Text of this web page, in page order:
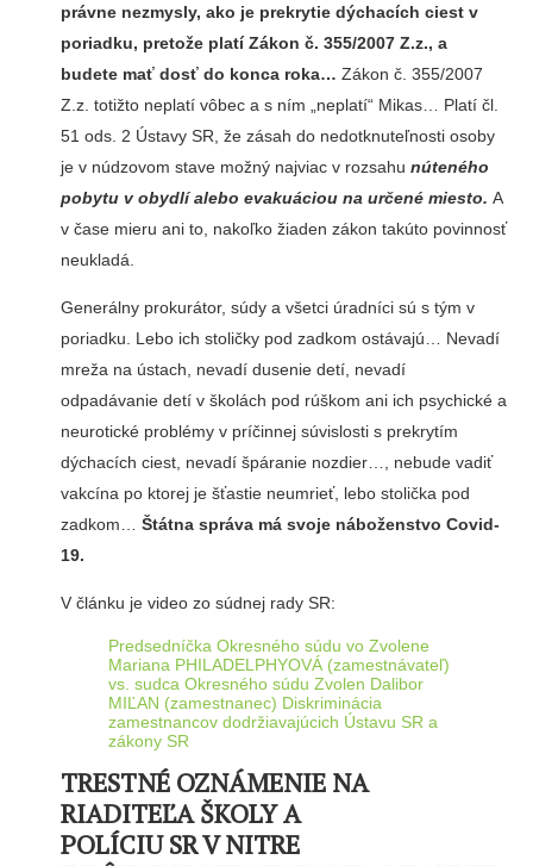
právne nezmysly, ako je prekrytie dýchacích ciest v
poriadku, pretože platí Zákon č. 355/2007 Z.z., a
budete mať dosť do konca roka… Zákon č. 355/2007
Z.z. totižto neplatí vôbec a s ním „neplatí“ Mikas… Platí čl.
51 ods. 2 Ústavy SR, že zásah do nedotknuteľnosti osoby
je v núdzovom stave možný najviac v rozsahu núteného
pobytu v obydlí alebo evakuáciou na určené miesto. A
v čase mieru ani to, nakoľko žiaden zákon takúto povinnosť
neukladá.
Generálny prokurátor, súdy a všetci úradníci sú s tým v
poriadku. Lebo ich stoličky pod zadkom ostávajú… Nevadí
mreža na ústach, nevadí dusenie detí, nevadí
odpadávanie detí v školách pod rúškom ani ich psychické a
neurotické problémy v príčinnej súvislosti s prekrytím
dýchacích ciest, nevadí špáranie nozdier…, nebude vadiť
vakcína po ktorej je šťastie neumrieť, lebo stolička pod
zadkom… Štátna správa má svoje náboženstvo Covid-
19.
V článku je video zo súdnej rady SR:
Predsedníčka Okresného súdu vo Zvolene
Mariana PHILADELPHYOVÁ (zamestnávateľ)
vs. sudca Okresného súdu Zvolen Dalibor
MIĽAN (zamestnanec) Diskriminácia
zamestnancov dodržiavajúcich Ústavu SR a
zákony SR
TRESTNÉ OZNÁMENIE NA
RIADITEĽA ŠKOLY A
POLÍCIU SR V NITRE